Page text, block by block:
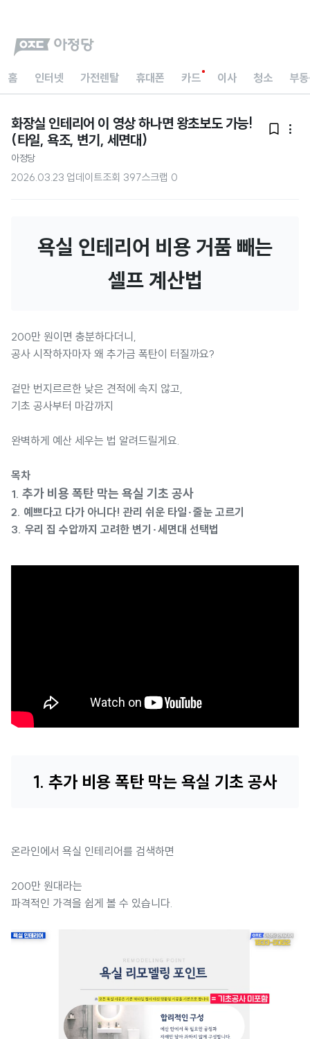
홈 인터넷 가전렌탈 휴대폰 카드 이사 청소 부
화장실 인테리어 이 영상 하나면 왕초보도 가능!
(타일, 욕조, 변기, 세면대)
 
아정당
2026.03.23 업데이트조회 397스크랩 0
욕실 인테리어 비용 거품 빼는
셀프 계산법
200만 원이면 충분하다더니,
공사 시작하자마자 왜 추가금 폭탄이 터질까요?
겉만 번지르르한 낮은 견적에 속지 않고,
기초 공사부터 마감까지
완벽하게 예산 세우는 법 알려드릴게요.
목차
1. 추가 비용 폭탄 막는 욕실 기초 공사
2. 예쁘다고 다가 아니다! 관리 쉬운 타일·줄눈 고르기
3. 우리 집 수압까지 고려한 변기·세면대 선택법
1. 추가 비용 폭탄 막는 욕실 기초 공사
온라인에서 욕실 인테리어를 검색하면
200만 원대라는
파격적인 가격을 쉽게 볼 수 있습니다.